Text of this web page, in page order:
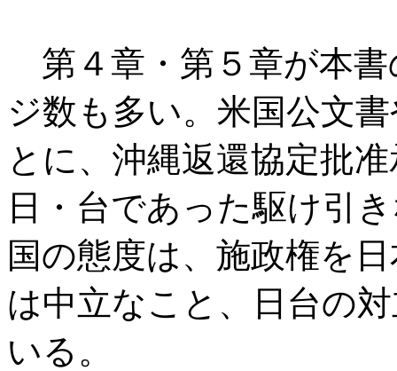
第４章・第５章が本書
ジ数も多い。米国公文
とに、沖縄返還協定批
日・台であった駆け引
国の態度は、施政権を
は中立なこと、日台の
いる。